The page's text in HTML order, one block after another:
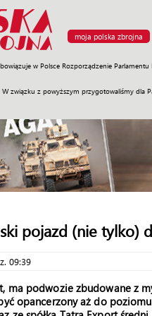
moja polska zbrojna
w Polsce Rozporządzenie
W związku z powyższym przygotowaliśmy dla
Sprzęt Misje Polityka
pojazd (nie tylko)
09:39
ma podwozie zbudowane z
opancerzony aż do